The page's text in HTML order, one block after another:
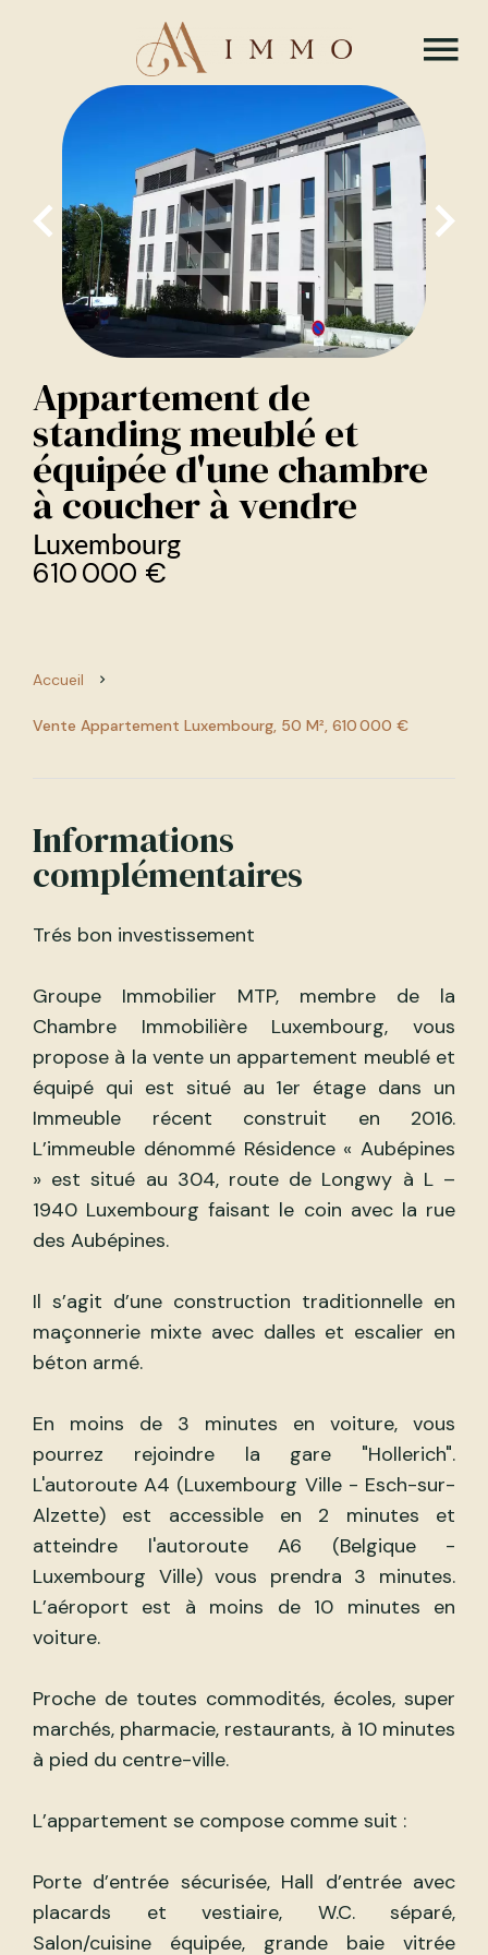
Appartement de
standing meublé et
équipée d'une chambre
à coucher à vendre
Luxembourg
610 000 €
Accueil
Vente Appartement Luxembourg, 50 M², 610 000 €
Informations
complémentaires
Trés bon investissement
Groupe Immobilier MTP, membre de la
Chambre Immobilière Luxembourg, vous
propose à la vente un appartement meublé et
équipé qui est situé au 1er étage dans un
Immeuble récent construit en 2016.
L’immeuble dénommé Résidence « Aubépines
» est situé au 304, route de Longwy à L –
1940 Luxembourg faisant le coin avec la rue
des Aubépines.
Il s’agit d’une construction traditionnelle en
maçonnerie mixte avec dalles et escalier en
béton armé.
En moins de 3 minutes en voiture, vous
pourrez rejoindre la gare "Hollerich".
L'autoroute A4 (Luxembourg Ville - Esch-sur-
Alzette) est accessible en 2 minutes et
atteindre l'autoroute A6 (Belgique -
Luxembourg Ville) vous prendra 3 minutes.
L’aéroport est à moins de 10 minutes en
voiture.
Proche de toutes commodités, écoles, super
marchés, pharmacie, restaurants, à 10 minutes
à pied du centre-ville.
L’appartement se compose comme suit :
Porte d’entrée sécurisée, Hall d’entrée avec
placards et vestiaire, W.C. séparé,
Salon/cuisine équipée, grande baie vitrée